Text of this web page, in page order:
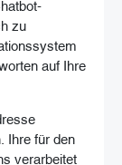
zu
auf Ihre
Ihre für den
verarbeitet